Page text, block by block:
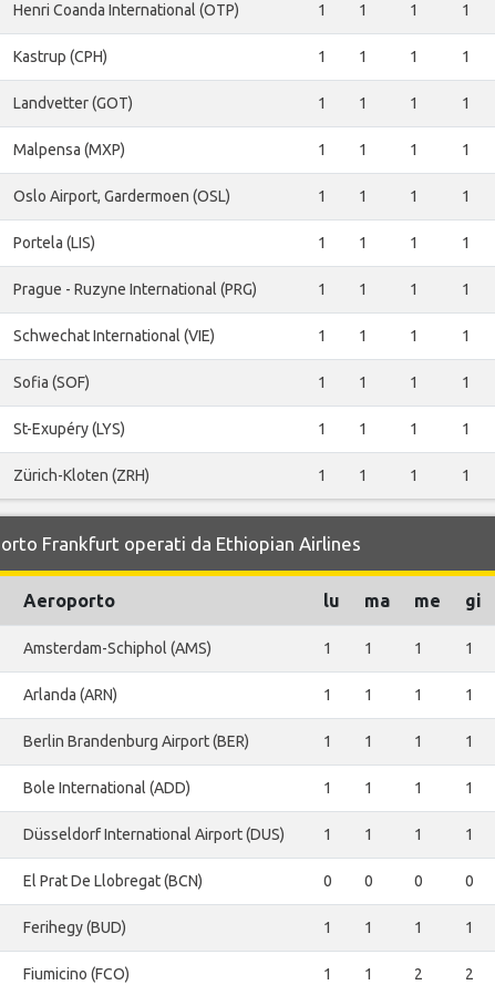
Henri Coanda International (OTP) 1 1 1 1
Kastrup (CPH) 1 1 1 1
Landvetter (GOT) 1 1 1 1
Malpensa (MXP) 1 1 1 1
Oslo Airport, Gardermoen (OSL) 1 1 1 1
Portela (LIS) 1 1 1 1
Prague - Ruzyne International (PRG) 1 1 1 1
Schwechat International (VIE) 1 1 1 1
Sofia (SOF) 1 1 1 1
St-Exupéry (LYS) 1 1 1 1
Zürich-Kloten (ZRH) 1 1 1 1
Frankfurt operati da Ethiopian Airlines
Aeroporto lu ma me gi
Amsterdam-Schiphol (AMS) 1 1 1 1
Arlanda (ARN) 1 1 1 1
Berlin Brandenburg Airport (BER) 1 1 1 1
Bole International (ADD) 1 1 1 1
Düsseldorf International Airport (DUS) 1 1 1 1
El Prat De Llobregat (BCN) 0 0 0 0
Ferihegy (BUD) 1 1 1 1
Fiumicino (FCO) 1 1 2 2